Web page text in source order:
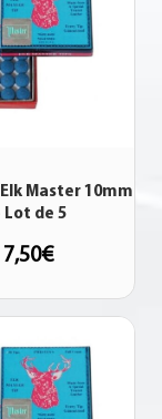
Master 10mm
Lot de 5
7,50€